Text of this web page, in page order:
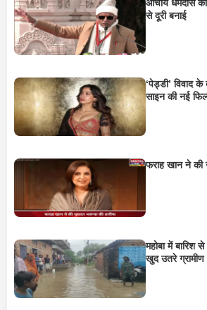
आचार्य धर्मदास
से दूरी बनाई
‘पेड्डी’ विवाद के
साइन की नई
फराह खान ने की
महोबा में बारिश
खुद उतरे ग्रामीण